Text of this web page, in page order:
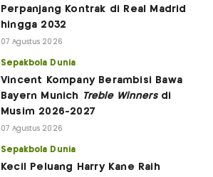
Perpanjang Kontrak di Real Madrid
hingga 2032
07 Agustus 2026
Sepakbola Dunia
Vincent Kompany Berambisi Bawa
Bayern Munich
Treble Winnersdi
Musim 2026-2027
07 Agustus 2026
Sepakbola Dunia
Kecil Peluang Harry Kane Raih